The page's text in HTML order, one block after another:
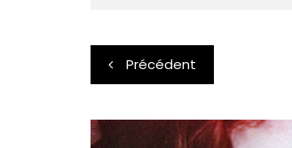
Navigation
de
l’article
Précédent